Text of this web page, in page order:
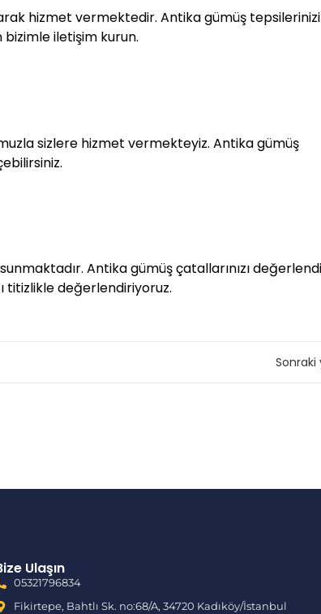
hizmet vermektedir. Antika gümüş
iletişim kurun.
sizlere hizmet vermekteyiz. Antika gümüş
Antika gümüş çatallarınızı
titizlikle değerlendiriyoruz.
Sonraki
Ulaşın
05321796834
Fikirtepe, Bahtlı Sk. no:68/A, 34720 Kadıköy/İstanbul